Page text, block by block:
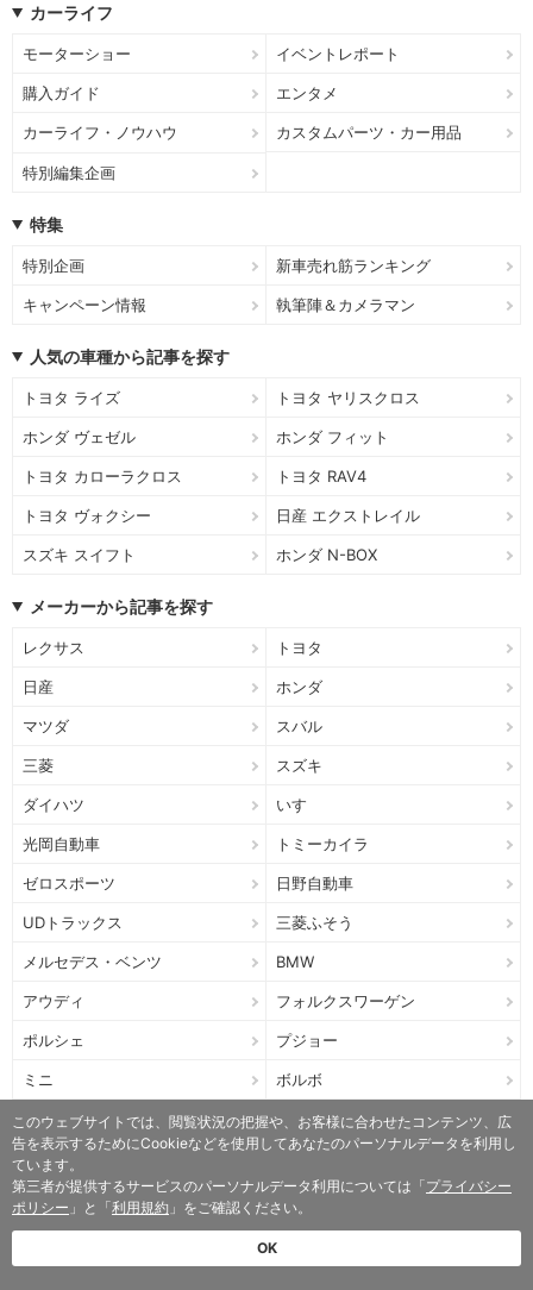
このウェブサイトでは、閲覧状況の把握や、お客様に合わせたコンテンツ、広
告を表示するためにCookieなどを使用してあなたのパーソナルデータを利用し
ています。
第三者が提供するサービスのパーソナルデータ利用については「プライバシー
ポリシー 」と「利用規約 」をご確認ください。
OK
カーライフ
モーターショー イベントレポート
購入ガイド エンタメ
カーライフ・ノウハウ カスタムパーツ・カー用品
特別編集企画
特集
特別企画 新車売れ筋ランキング
キャンペーン情報 執筆陣＆カメラマン
人気の車種から記事を探す
トヨタ ライズ トヨタ ヤリスクロス
ホンダ ヴェゼル ホンダ フィット
トヨタ カローラクロス トヨタ RAV4
トヨタ ヴォクシー 日産 エクストレイル
スズキ スイフト ホンダ N-BOX
メーカーから記事を探す
レクサス トヨタ
日産 ホンダ
マツダ スバル
三菱 スズキ
ダイハツ いすゞ
光岡自動車 トミーカイラ
ゼロスポーツ 日野自動車
UDトラックス 三菱ふそう
メルセデス・ベンツ BMW
アウディ フォルクスワーゲン
ポルシェ プジョー
ミニ ボルボ
アルファ ロメオ ジープ
クライスラー フィアット
フォード